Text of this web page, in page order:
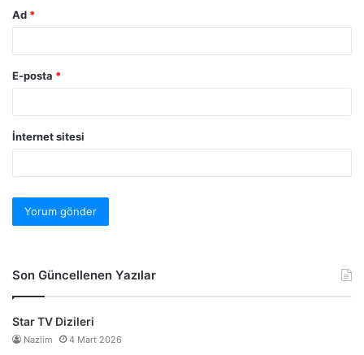
Ad *
E-posta *
İnternet sitesi
Son Güncellenen Yazılar
Star TV Dizileri
Nazlim 4 Mart 2026